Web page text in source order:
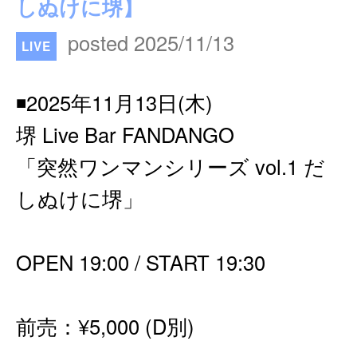
しぬけに堺】
LIVE posted 2025/11/13
◾️2025年11月13日(木)
堺 Live Bar FANDANGO
「突然ワンマンシリーズ vol.1 だ
しぬけに堺」
OPEN 19:00 / START 19:30
前売：¥5,000 (D別)